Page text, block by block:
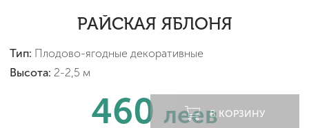
РАЙСКАЯ ЯБЛОНЯ
Тип: Плодово-ягодные декоративные
Высота: 2-2,5 м
460 леевВ КОРЗИНУ